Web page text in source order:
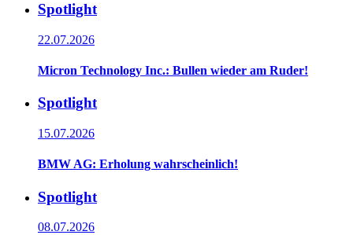
Spotlight
22.07.2026
Micron Technology Inc.: Bullen wieder am Ruder!
Spotlight
15.07.2026
BMW AG: Erholung wahrscheinlich!
Spotlight
08.07.2026